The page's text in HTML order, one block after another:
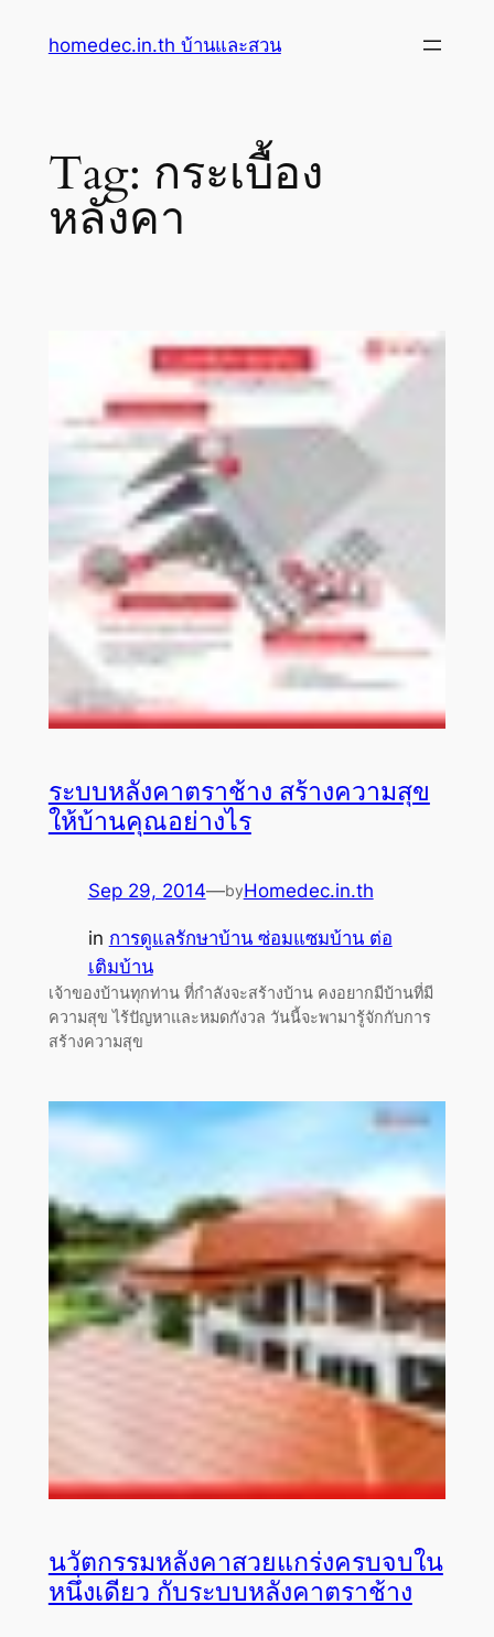
homedec.in.th บ้านและสวน
Tag: กระเบื้อง
หลังคา
ระบบหลังคาตราช้าง สร้างความสุข
ให้บ้านคุณอย่างไร
Sep 29, 2014—byHomedec.in.th
in การดูแลรักษาบ้าน ซ่อมแซมบ้าน ต่อ
เติมบ้าน
เจ้าของบ้านทุกท่าน ที่กำลังจะสร้างบ้าน คงอยากมีบ้านที่มี
ความสุข ไร้ปัญหาและหมดกังวล วันนี้จะพามารู้จักกับการ
สร้างความสุข
นวัตกรรมหลังคาสวยแกร่งครบจบใน
หนึ่งเดียว กับระบบหลังคาตราช้าง